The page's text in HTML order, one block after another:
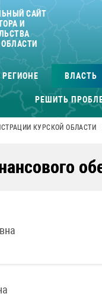
САЙТ
И
РЕГИОНЕ ВЛАСТЬ
РЕШИТЬ
КУРСКОЙ ОБЛАСТИ